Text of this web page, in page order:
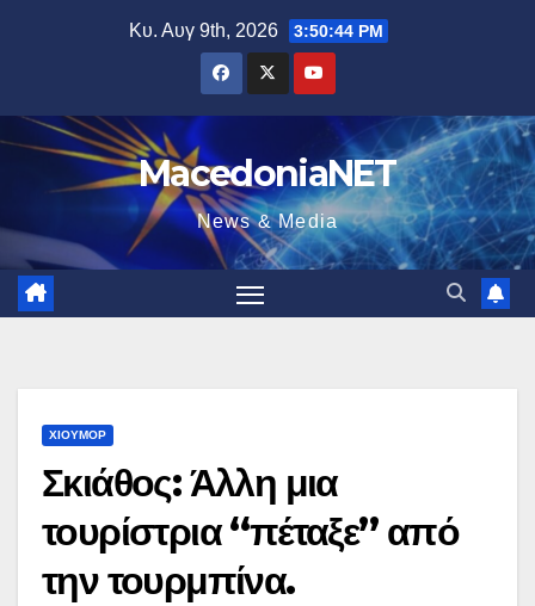
Κυ. Αυγ 9th, 2026 3:50:45 PM
MacedoniaNET
News & Media
ΧΙΟΎΜΟΡ
Σκιάθος: Άλλη μια
τουρίστρια “πέταξε” από
την τουρμπίνα.